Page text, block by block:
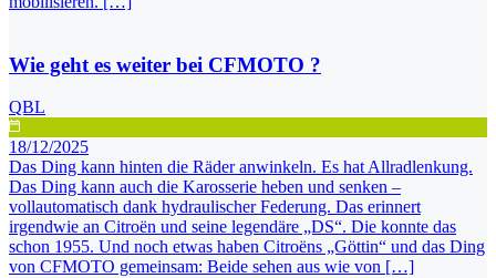
Wie geht es weiter bei CFMOTO ?
QBL
18/12/2025
Das Ding kann hinten die Räder anwinkeln. Es hat Allradlenkung.
Das Ding kann auch die Karosserie heben und senken –
vollautomatisch dank hydraulischer Federung. Das erinnert
irgendwie an Citroën und seine legendäre „DS“. Die konnte das
schon 1955. Und noch etwas haben Citroëns „Göttin“ und das Ding
von CFMOTO gemeinsam: Beide sehen aus wie von […]